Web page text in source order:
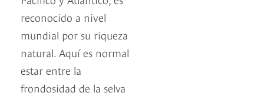
reconocido a nivel
mundial por su riqueza
natural. Aquí es normal
estar entre la
frondosidad de la selva